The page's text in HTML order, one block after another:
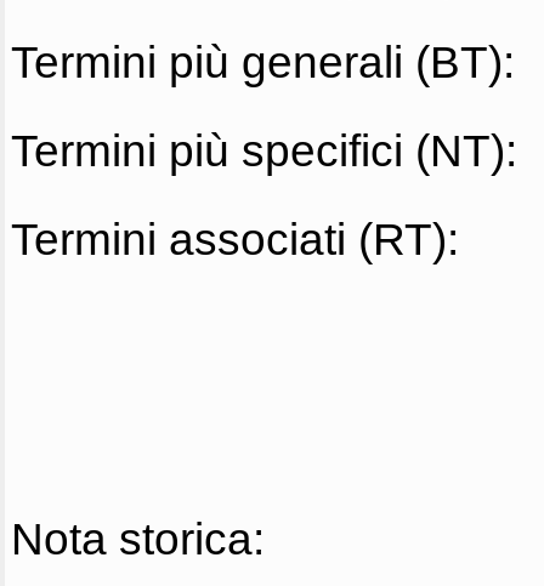
Termini più generali (BT):
Termini più specifici (NT):
Termini associati (RT):
Nota storica: